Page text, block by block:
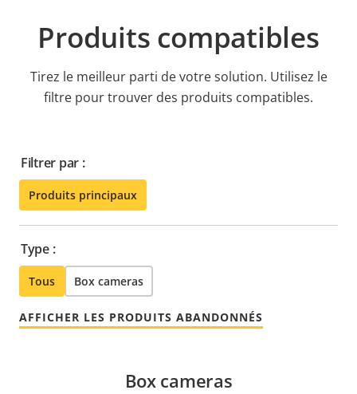
Produits compatibles
Tirez le meilleur parti de votre solution. Utilisez le
filtre pour trouver des produits compatibles.
Filtrer par :
Produits principaux
Type :
Tous Box cameras
AFFICHER LES PRODUITS ABANDONNÉS
Box cameras